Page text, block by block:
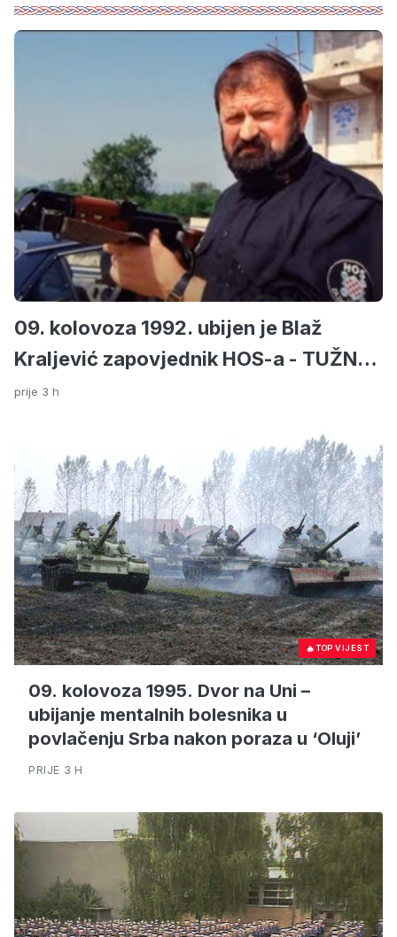
09. kolovoza 1992. ubijen je Blaž
Kraljević zapovjednik HOS-a - TUŽNO
SJEĆANJE
prije 3 h
🔥TOP VIJEST
09. kolovoza 1995. Dvor na Uni –
ubijanje mentalnih bolesnika u
povlačenju Srba nakon poraza u ‘Oluji’
PRIJE 3 H